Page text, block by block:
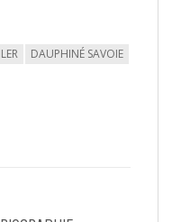
DAUPHINÉ SAVOIE